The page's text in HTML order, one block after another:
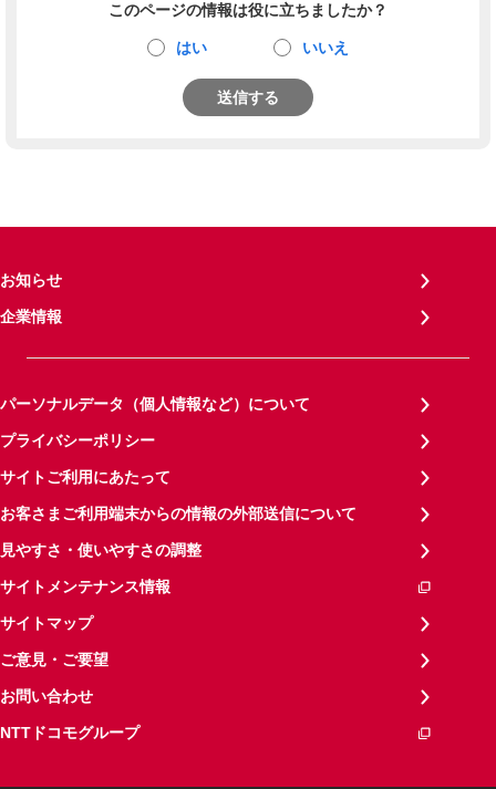
このページの情報は役に立ちましたか？
はい いいえ
送信する
お知らせ
企業情報
パーソナルデータ（個人情報など）について
プライバシーポリシー
サイトご利用にあたって
お客さまご利用端末からの情報の外部送信について
見やすさ・使いやすさの調整
サイトメンテナンス情報
サイトマップ
ご意見・ご要望
お問い合わせ
NTTドコモグループ